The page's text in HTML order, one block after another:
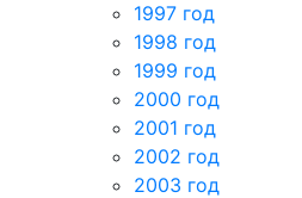
1997 год
1998 год
1999 год
2000 год
2001 год
2002 год
2003 год